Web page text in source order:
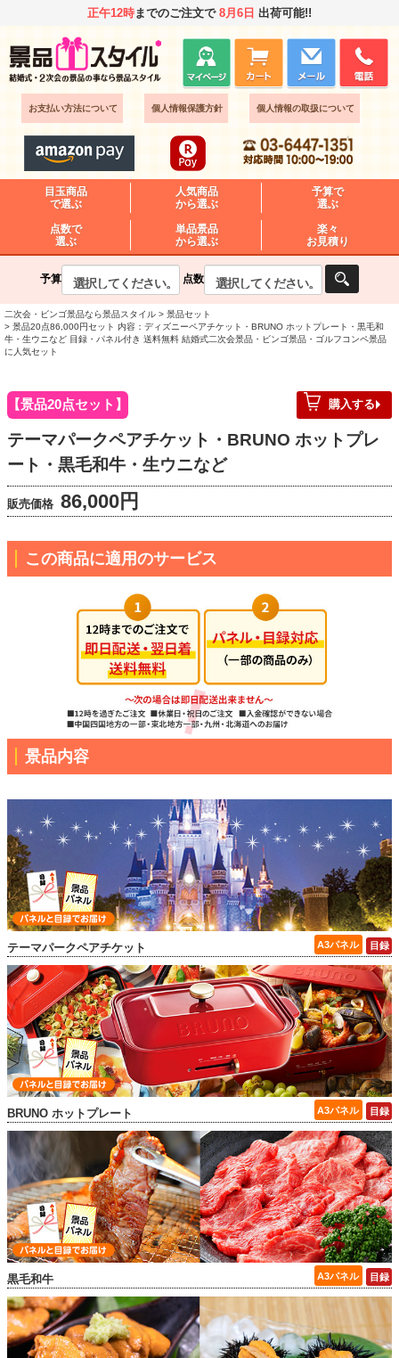
正午12時までのご注文で 8月6日 出荷可能!!
お支払い方法について 個人情報保護方針 個人情報の取扱について
目玉商品
で選ぶ
人気商品
から選ぶ
予算で
選ぶ
点数で
選ぶ
単品景品
から選ぶ
楽々
お見積り
予算 点数
二次会・ビンゴ景品なら景品スタイル
景品セット
景品20点86,000円セット 内容：ディズニーペアチケット・BRUNO ホットプレート・黒毛和
牛・生ウニなど 目録・パネル付き 送料無料 結婚式二次会景品・ビンゴ景品・ゴルフコンペ景品
に人気セット
景品20点セット
テーマパークペアチケット・BRUNO ホットプレ
ート・黒毛和牛・生ウニなど
販売価格 86,000円
購入する
この商品に適用のサービス
景品内容
テーマパークペアチケット
BRUNO ホットプレート
黒毛和牛